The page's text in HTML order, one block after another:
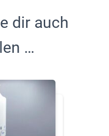
dir auch
…